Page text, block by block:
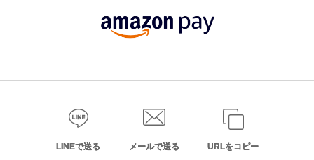
LINEで送る メールで送る URLをコピー